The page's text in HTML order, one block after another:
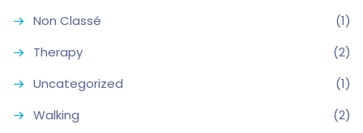
Non Classé
(1)
Therapy
(2)
Uncategorized
(1)
Walking
(2)